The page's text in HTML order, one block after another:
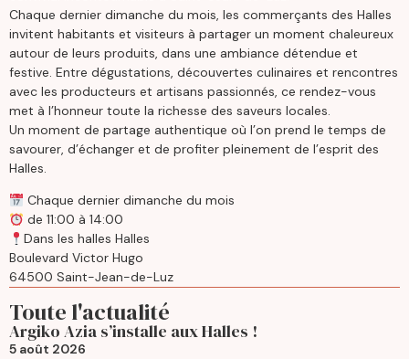
Chaque dernier dimanche du mois, les commerçants des Halles
invitent habitants et visiteurs à partager un moment chaleureux
autour de leurs produits, dans une ambiance détendue et
festive. Entre dégustations, découvertes culinaires et rencontres
avec les producteurs et artisans passionnés, ce rendez-vous
met à l’honneur toute la richesse des saveurs locales.
Un moment de partage authentique où l’on prend le temps de
savourer, d’échanger et de profiter pleinement de l’esprit des
Halles.
Chaque dernier dimanche du mois
de 11:00 à 14:00
Dans les halles Halles
Boulevard Victor Hugo
64500 Saint-Jean-de-Luz
Toute l'actualité
Argiko Azia s’installe aux Halles !
5 août 2026